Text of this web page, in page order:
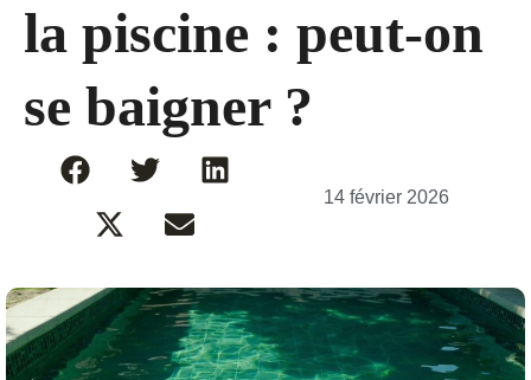
la piscine : peut-on
se baigner ?
14 février 2026